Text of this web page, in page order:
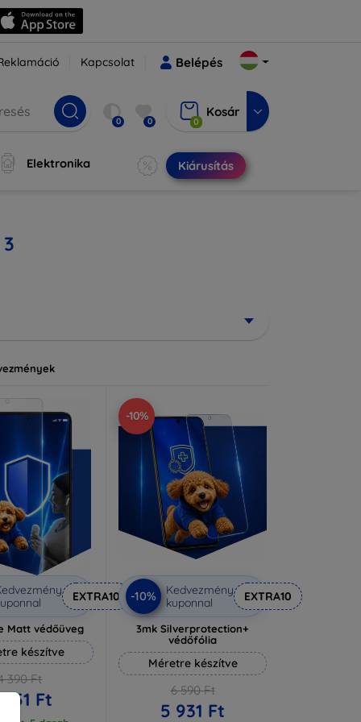
Kapcsolat Belépés
0 0 0
Kosár
Elektronika Kiárusítás
EXTRA10
Matt védőüveg
készítve
390 Ft
Ft
-10%
-10%
Kedvezmény
kuponnal
EXTRA10
3mk Silverprotection+
védőfólia
Méretre készítve
6 590 Ft
5 931 Ft